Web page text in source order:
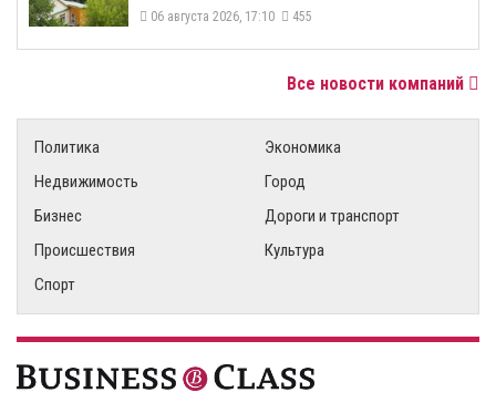
06 августа 2026, 17:10 455
Все новости компаний
Политика
Экономика
Недвижимость
Город
Бизнес
Дороги и транспорт
Происшествия
Культура
Спорт